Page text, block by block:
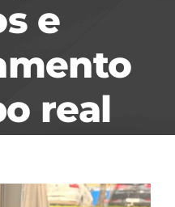
e
real